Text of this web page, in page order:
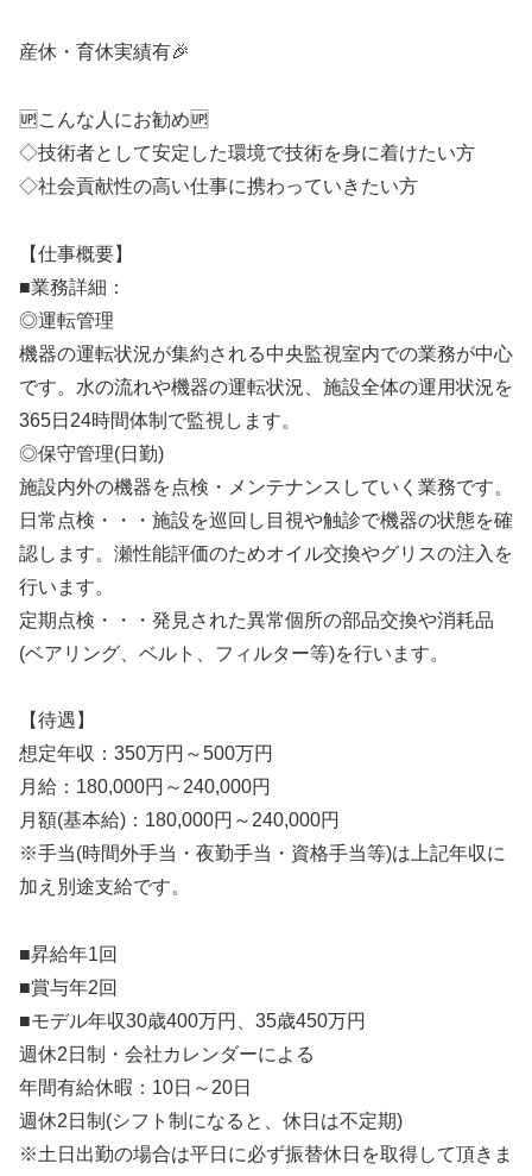
産休・育休実績有🎉
🆙こんな人にお勧め🆙
◇技術者として安定した環境で技術を身に着けたい方
◇社会貢献性の高い仕事に携わっていきたい方
【仕事概要】
■業務詳細：
◎運転管理
機器の運転状況が集約される中央監視室内での業務が中心
です。水の流れや機器の運転状況、施設全体の運用状況を
365日24時間体制で監視します。
◎保守管理(日勤)
施設内外の機器を点検・メンテナンスしていく業務です。
日常点検・・・施設を巡回し目視や触診で機器の状態を確
認します。瀬性能評価のためオイル交換やグリスの注入を
行います。
定期点検・・・発見された異常個所の部品交換や消耗品
(ベアリング、ベルト、フィルター等)を行います。
【待遇】
想定年収：350万円～500万円
月給：180,000円～240,000円
月額(基本給)：180,000円～240,000円
※手当(時間外手当・夜勤手当・資格手当等)は上記年収に
加え別途支給です。
■昇給年1回
■賞与年2回
■モデル年収30歳400万円、35歳450万円
週休2日制・会社カレンダーによる
年間有給休暇：10日～20日
週休2日制(シフト制になると、休日は不定期)
※土日出勤の場合は平日に必ず振替休日を取得して頂きま